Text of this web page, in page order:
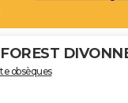
obsèques